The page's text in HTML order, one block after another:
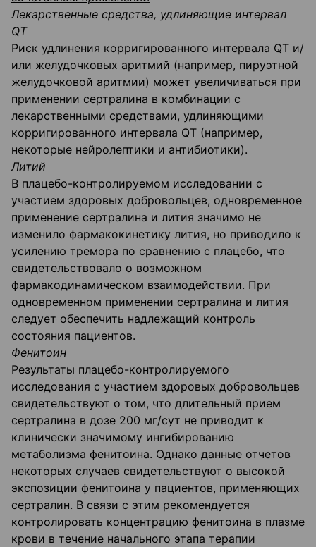
Лекарственные средства, удлиняющие интервал
QT
Риск удлинения корригированного интервала QT и/
или желудочковых аритмий (например, пируэтной
желудочковой аритмии) может увеличиваться при
применении сертралина в комбинации с
лекарственными средствами, удлиняющими
корригированного интервала QT (например,
некоторые нейролептики и антибиотики).
Литий
В плацебо-контролируемом исследовании с
участием здоровых добровольцев, одновременное
применение сертралина и лития значимо не
изменило фармакокинетику лития, но приводило к
усилению тремора по сравнению с плацебо, что
свидетельствовало о возможном
фармакодинамическом взаимодействии. При
одновременном применении сертралина и лития
следует обеспечить надлежащий контроль
состояния пациентов.
Фенитоин
Результаты плацебо-контролируемого
исследования с участием здоровых добровольцев
свидетельствуют о том, что длительный прием
сертралина в дозе 200 мг/сут не приводит к
клинически значимому ингибированию
метаболизма фенитоина. Однако данные отчетов
некоторых случаев свидетельствуют о высокой
экспозиции фенитоина у пациентов, применяющих
сертралин. В связи с этим рекомендуется
контролировать концентрацию фенитоина в плазме
крови в течение начального этапа терапии